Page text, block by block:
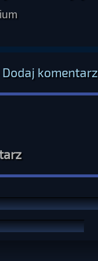
Dodaj komentarz